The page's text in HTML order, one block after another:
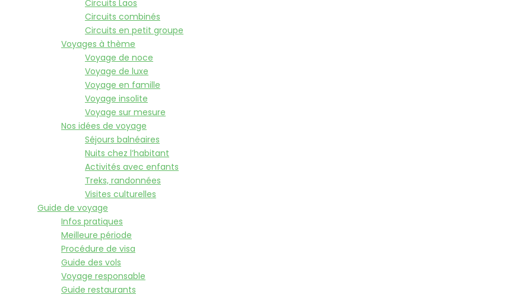
Circuits Laos
Circuits combinés
Circuits en petit groupe
Voyages à thème
Voyage de noce
Voyage de luxe
Voyage en famille
Voyage insolite
Voyage sur mesure
Nos idées de voyage
Séjours balnéaires
Nuits chez l’habitant
Activités avec enfants
Treks, randonnées
Visites culturelles
Guide de voyage
Infos pratiques
Meilleure période
Procédure de visa
Guide des vols
Voyage responsable
Guide restaurants